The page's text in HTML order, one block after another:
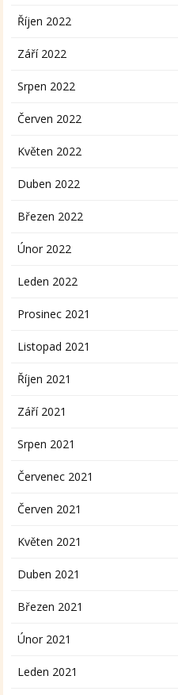
Říjen 2022
Září 2022
Srpen 2022
Červen 2022
Květen 2022
Duben 2022
Březen 2022
Únor 2022
Leden 2022
Prosinec 2021
Listopad 2021
Říjen 2021
Září 2021
Srpen 2021
Červenec 2021
Červen 2021
Květen 2021
Duben 2021
Březen 2021
Únor 2021
Leden 2021